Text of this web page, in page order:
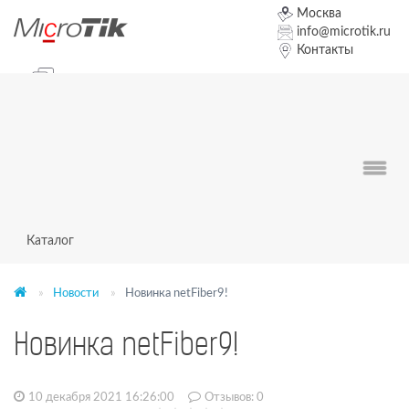
Москва
info@microtik.ru
Контакты
Каталог
Новости Новинка netFiber9!
Новинка netFiber9!
10 декабря 2021 16:26:00 Отзывов: 0